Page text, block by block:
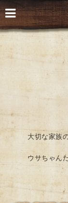
大切な家族
ウサちゃん